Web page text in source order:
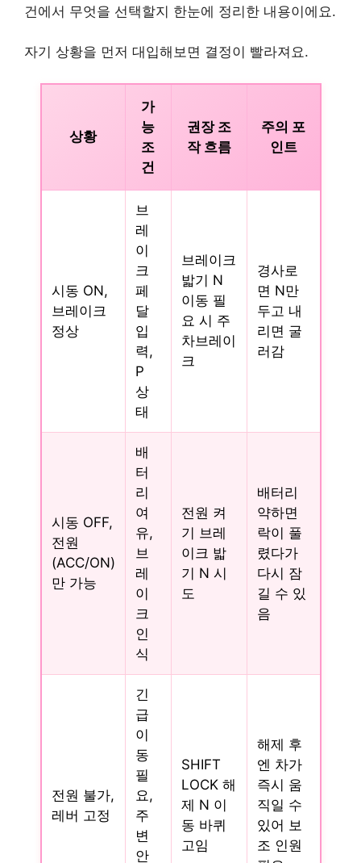
건에서 무엇을 선택할지 한눈에 정리한 내용이에요.
자기 상황을 먼저 대입해보면 결정이 빨라져요.
상황
가
능
조
건
권장 조
작 흐름
주의 포
인트
시동 ON,
브레이크
정상
브
레
이
크
페
달
입
력,
P
상
태
브레이크
밟기 N
이동 필
요 시 주
차브레이
크
경사로
면 N만
두고 내
리면 굴
러감
시동 OFF,
전원
(ACC/ON)
만 가능
배
터
리
여
유,
브
레
이
크
인
식
전원 켜
기 브레
이크 밟
기 N 시
도
배터리
약하면
락이 풀
렸다가
다시 잠
길 수 있
음
전원 불가,
레버 고정
긴
급
이
동
필
요,
주
변
안
SHIFT
LOCK 해
제 N 이
동 바퀴
고임
해제 후
엔 차가
즉시 움
직일 수
있어 보
조 인원